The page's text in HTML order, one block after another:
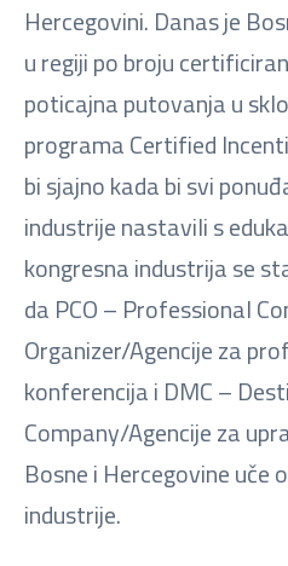
Hercegovini. Danas je
u regiji po broju
poticajna putovanja u
programa Certified
bi sjajno kada bi svi
industrije nastavili s
kongresna industrija se
da PCO – Professional
Organizer/Agencije za
konferencija i DMC –
Company/Agencije za
Bosne i Hercegovine uče
industrije.